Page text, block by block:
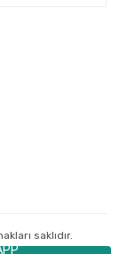
saklıdır.